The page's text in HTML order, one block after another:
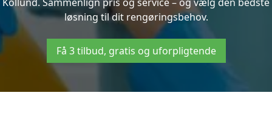
løsning til dit rengøringsbehov.
Få 3 tilbud, gratis og uforpligtende